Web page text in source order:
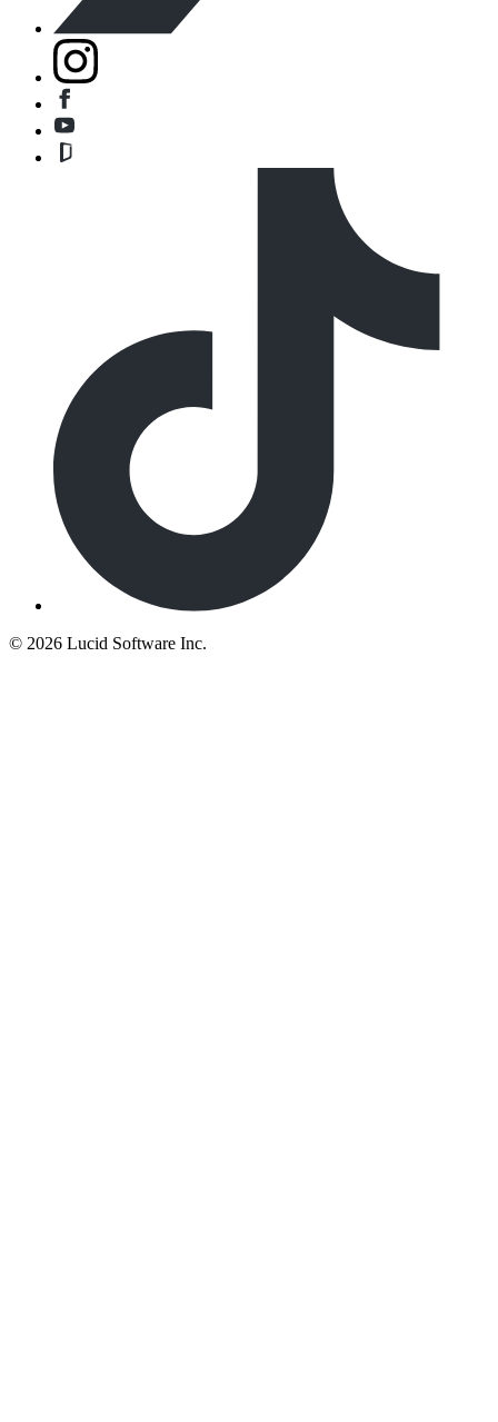
© 2026 Lucid Software Inc.